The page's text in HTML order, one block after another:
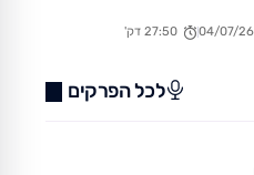
04/07/26 27:50 דק'
לכל הפרקים